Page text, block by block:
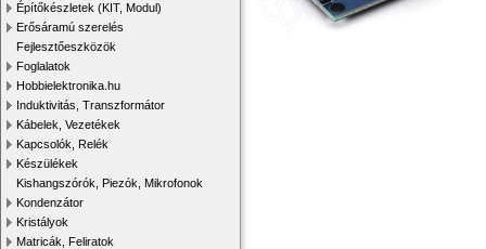
Építőkészletek (KIT, Modul)
Erősáramú szerelés
Fejlesztőeszközök
Foglalatok
Hobbielektronika.hu
Induktivitás, Transzformátor
Kábelek, Vezetékek
Kapcsolók, Relék
Készülékek
Kishangszórók, Piezók, Mikrofonok
Kondenzátor
Kristályok
Matricák, Feliratok